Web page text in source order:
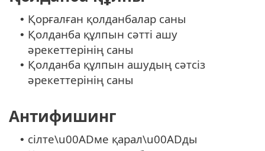
• Қорғалған қолданбалар саны
• Қолданба құлпын сәтті ашу
әрекеттерінің саны
• Қолданба құлпын ашудың сәтсіз
әрекеттерінің саны
Антифишинг
• сілте\u00ADме қарал\u00ADды